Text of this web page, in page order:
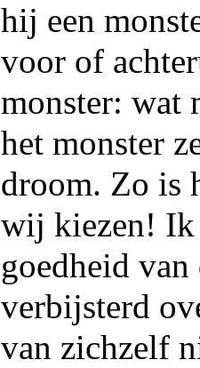
hij een
voor of
monster: wat
het monster
droom. Zo is
wij kiezen!
goedheid
verbijsterd
van zichzelf